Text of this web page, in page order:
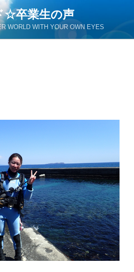
☆卒業生の声
WORLD WITH YOUR OWN EYES